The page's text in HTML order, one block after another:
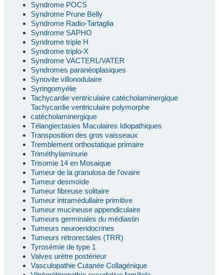
Syndrome POCS
Syndrome Prune Belly
Syndrome Radio-Tartaglia
Syndrome SAPHO
Syndrome triple H
Syndrome triplo-X
Syndrome VACTERL/VATER
Syndromes paranéoplasiques
Synovite villonodulaire
Syringomyélie
Tachycardie ventriculaire catécholaminergique
Tachycardie ventriculaire polymorphe
catécholaminergique
Télangiectasies Maculaires Idiopathiques
Transposition des gros vaisseaux
Tremblement orthostatique primaire
Triméthylaminurie
Trisomie 14 en Mosaique
Tumeur de la granulosa de l'ovaire
Tumeur desmoïde
Tumeur fibreuse solitaire
Tumeur intramédullaire primitive
Tumeur mucineuse appendiculaire
Tumeurs germinales du médiastin
Tumeurs neuroendocrines
Tumeurs rétrorectales (TRR)
Tyrosémie de type 1
Valves urètre postérieur
Vasculopathie Cutanée Collagénique